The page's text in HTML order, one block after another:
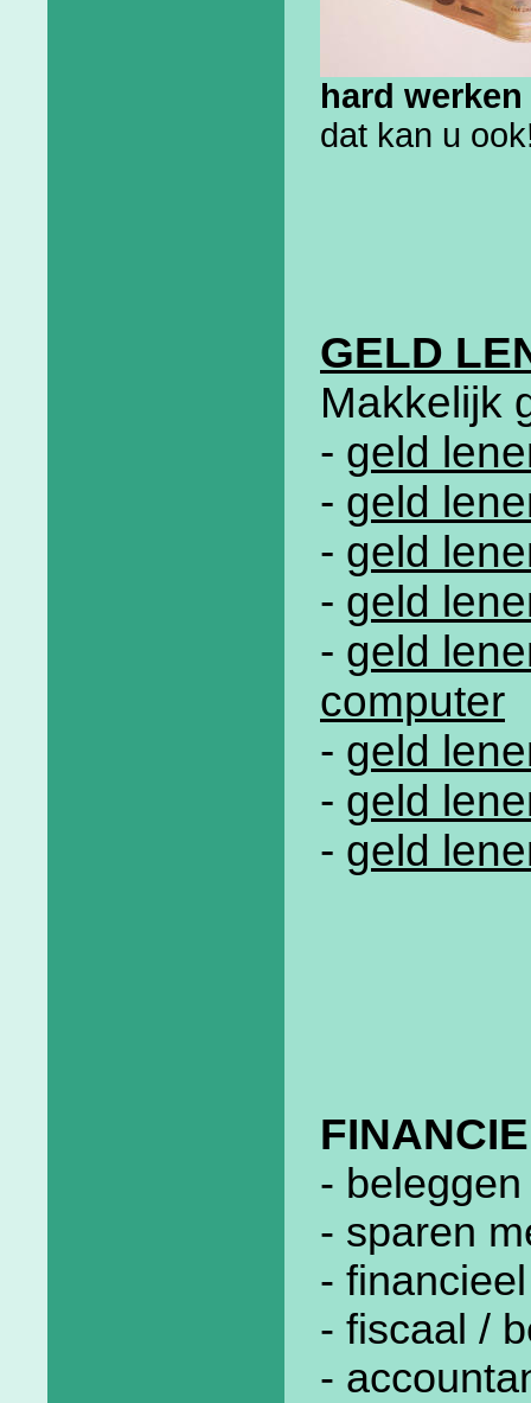
hard
dat kan u
GELD
Makkelijk
- geld
- geld
- geld
- geld
- geld
computer
- geld
- geld
- geld
-
- sparen
-
- fiscaal /
-